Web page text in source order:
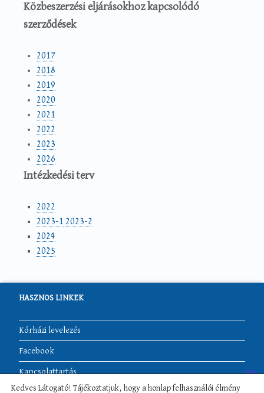
Közbeszerzési eljárásokhoz kapcsolódó
szerződések
2017
2018
2019
2020
2021
2022
2023
2026
Intézkedésiterv
2022
2023-1 2023-2
2024
2025
HASZNOS LINKEK
Kórházi levelezés
Facebook
Kapcsolattartás
Kedves Látogató! Tájékoztatjuk, hogy a honlap felhasználói élmény